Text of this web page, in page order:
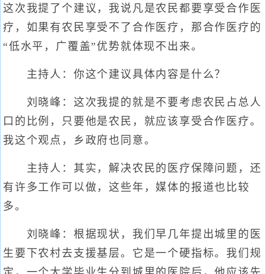
这次我提了个建议，我说凡是农民都要享受合作医
疗，如果有农民享受不了合作医疗，那合作医疗的
“低水平，广覆盖”优势就体现不出来。
主持人：你这个建议具体内容是什么？
刘晓峰：这次我提的就是不要考虑农民占总人
口的比例，只要他是农民，就应该享受合作医疗。
我这个观点，乡政府也同意。
主持人：其实，解决农民的医疗保障问题，还
有许多工作可以做，这些年，媒体的报道也比较
多。
刘晓峰：根据现状，我们早几年提出城里的医
生要下农村去支援基层。它是一个硬指标。我们规